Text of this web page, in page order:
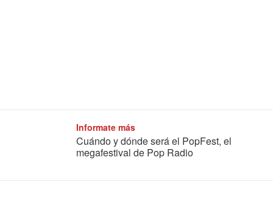
Informate más
Cuándo y dónde será el PopFest, el
megafestival de Pop Radio